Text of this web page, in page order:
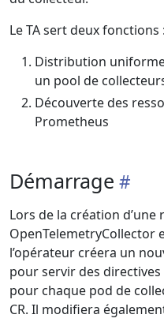
Le TA sert deux fonctions :
Distribution
un pool de
Découverte des
Prometheus
Démarrage
Lors de la création d’une
OpenTelemetryCollector
l’opérateur créera un
pour servir des directives
pour chaque pod de
CR. Il modifiera